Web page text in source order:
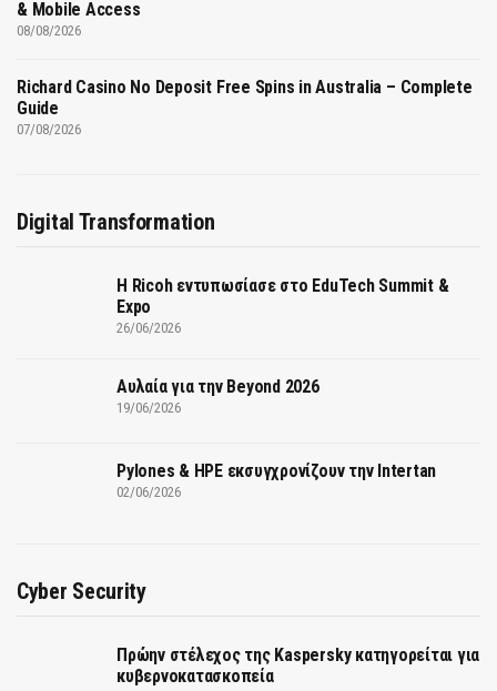
& Mobile Access
08/08/2026
Richard Casino No Deposit Free Spins in Australia – Complete
Guide
07/08/2026
Digital Transformation
Η Ricoh εντυπωσίασε στο EduTech Summit &
Expo
26/06/2026
Αυλαία για την Beyond 2026
19/06/2026
Pylones & HPE εκσυγχρονίζουν την Intertan
02/06/2026
Cyber Security
Πρώην στέλεχος της Kaspersky κατηγορείται για
κυβερνοκατασκοπεία